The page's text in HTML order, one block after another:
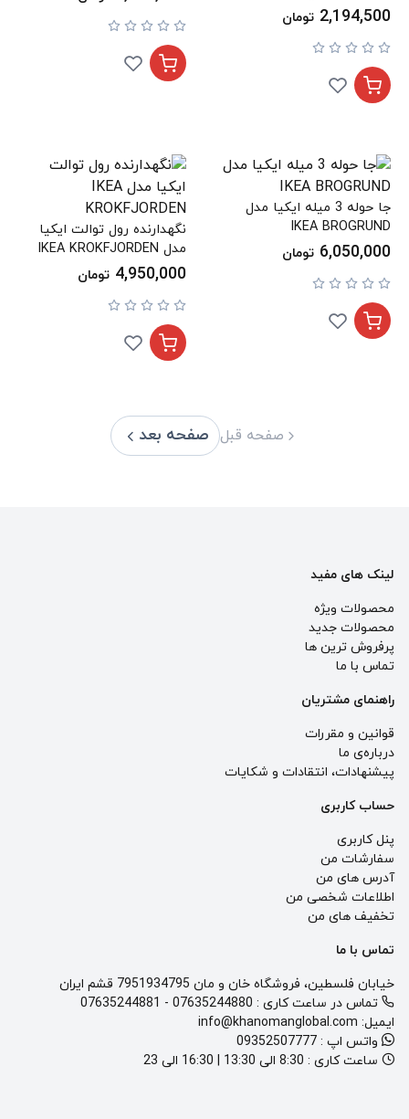
2,194,500 تومان
جا حوله 3 میله ایکیا مدل
IKEA BROGRUND
6,050,000 تومان
نگهدارنده رول توالت ایکیا
مدل IKEA KROKFJORDEN
4,950,000 تومان
صفحه قبل صفحه بعد
لینک های مفید
محصولات ویژه
محصولات جدید
پرفروش ترین‌ ها
تماس با ما
راهنمای مشتریان
قوانین و مقررات
درباره‌ی ما
پيشنهادات، انتقادات و شكايات
حساب کاربری
پنل کاربری
سفارشات من
آدرس های من
اطلاعات شخصی من
تخفیف های من
تماس با ما
خیابان فلسطین، فروشگاه خان و مان 7951934795 قشم ایران
تماس در ساعت کاری : 07635244880
-
07635244881
ایمیل: info@khanomanglobal.com
واتس اپ : 09352507777
ساعت کاری : 8:30 الی 13:30 | 16:30 الی 23